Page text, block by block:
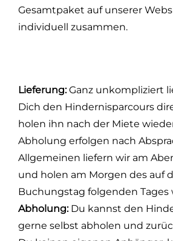
Gesamtpaket auf unserer
individuell zusammen.
Lieferung:Ganz unkompliziert
Dich den Hindernisparcours
holen ihn nach der Miete
Abholung erfolgen nach
Allgemeinen liefern wir am
und holen am Morgen des auf
Buchungstag folgenden Tages
Abholung:Du kannst den
gerne selbst abholen und